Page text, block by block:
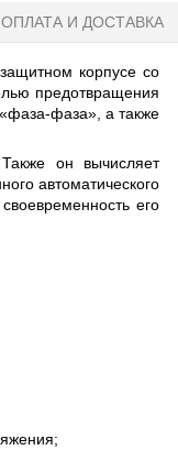
ОПЛАТА И ДОСТАВКА
корпусе со
предотвращения
фаза», а также
он вычисляет
автоматического
его